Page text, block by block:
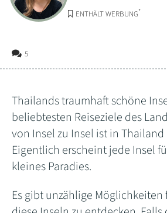
ENTHÄLT WERBUNG*
5
Thailands traumhaft schöne
beliebtesten Reiseziele des
von Insel zu Insel ist in
Eigentlich erscheint jede Insel
kleines Paradies.
Es gibt unzählige Möglichkeiten